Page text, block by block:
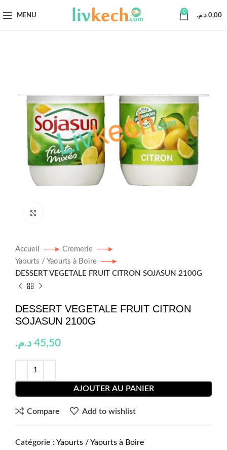
MENU
0
0,00 د.م.
Accueil
Cremerie
Yaourts / Yaourts à Boire
DESSERT VEGETALE FRUIT CITRON SOJASUN 2100G
DESSERT VEGETALE FRUIT CITRON
SOJASUN 2100G
45,50 د.م.
AJOUTER AU PANIER
Compare Add to wishlist
Catégorie : Yaourts / Yaourts à Boire